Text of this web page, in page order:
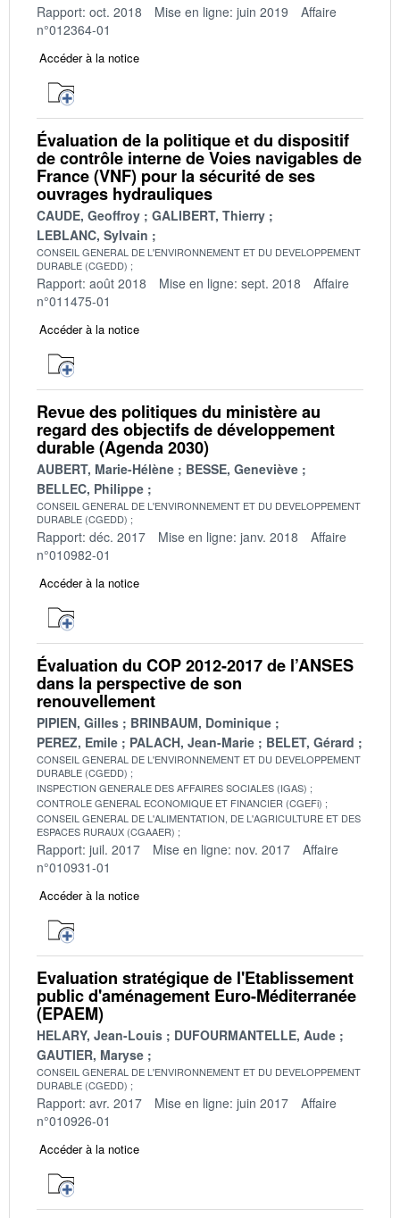
Rapport: oct. 2018 Mise en ligne: juin 2019
Affaire
n°012364-01
Accéder à la notice
Évaluation de la politique et du dispositif
de contrôle interne de Voies navigables de
France (VNF) pour la sécurité de ses
ouvrages hydrauliques
CAUDE, Geoffroy
GALIBERT, Thierry
LEBLANC, Sylvain
CONSEIL GENERAL DE L'ENVIRONNEMENT ET DU DEVELOPPEMENT
DURABLE (CGEDD)
Rapport: août 2018 Mise en ligne: sept. 2018
Affaire
n°011475-01
Accéder à la notice
Revue des politiques du ministère au
regard des objectifs de développement
durable (Agenda 2030)
AUBERT, Marie-Hélène
BESSE, Geneviève
BELLEC, Philippe
CONSEIL GENERAL DE L'ENVIRONNEMENT ET DU DEVELOPPEMENT
DURABLE (CGEDD)
Rapport: déc. 2017 Mise en ligne: janv. 2018
Affaire
n°010982-01
Accéder à la notice
Évaluation du COP 2012-2017 de l’ANSES
dans la perspective de son
renouvellement
PIPIEN, Gilles
BRINBAUM, Dominique
PEREZ, Emile
PALACH, Jean-Marie BELET, Gérard
CONSEIL GENERAL DE L'ENVIRONNEMENT ET DU DEVELOPPEMENT
DURABLE (CGEDD)
INSPECTION GENERALE DES AFFAIRES SOCIALES (IGAS)
CONTROLE GENERAL ECONOMIQUE ET FINANCIER (CGEFi)
CONSEIL GENERAL DE L'ALIMENTATION, DE L'AGRICULTURE ET DES
ESPACES RURAUX (CGAAER)
Rapport: juil. 2017 Mise en ligne: nov. 2017
Affaire
n°010931-01
Accéder à la notice
Evaluation stratégique de l'Etablissement
public d'aménagement Euro-Méditerranée
(EPAEM)
HELARY, Jean-Louis
DUFOURMANTELLE, Aude
GAUTIER, Maryse
CONSEIL GENERAL DE L'ENVIRONNEMENT ET DU DEVELOPPEMENT
DURABLE (CGEDD)
Rapport: avr. 2017 Mise en ligne: juin 2017
Affaire
n°010926-01
Accéder à la notice